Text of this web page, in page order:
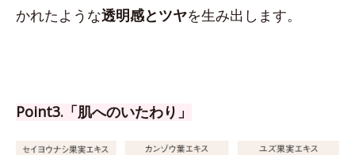
かれたような透明感とツヤを生み出します。
Point3.「肌へのいたわり」